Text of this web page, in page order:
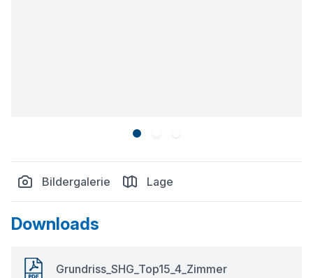
Bildergalerie Lage
Downloads
Grundriss_SHG_Top15_4_Zimmer